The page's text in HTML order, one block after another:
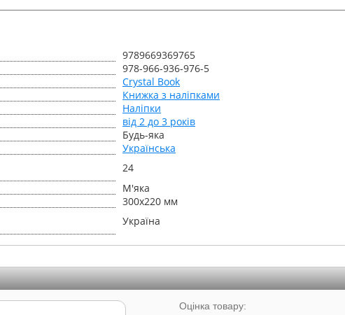
9789669369765
978-966-936-976-5
Crystal Book
Книжка з наліпками
Наліпки
від 2 до 3 років
Будь-яка
Українська
24
М'яка
300х220 мм
Україна
Оцінка товару: